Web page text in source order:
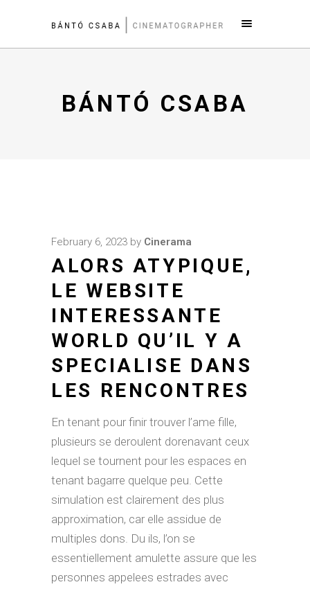
BÁNTÓ CSABA
February 6, 2023 by Cinerama
ALORS ATYPIQUE,
LE WEBSITE
INTERESSANTE
WORLD QU’IL Y A
SPECIALISE DANS
LES RENCONTRES
En tenant pour finir trouver l’ame fille,
plusieurs se deroulent dorenavant ceux
lequel se tournent pour les espaces en
tenant bagarre quelque peu. Cette
simulation est clairement des plus
approximation, car elle assidue de
multiples dons. Du ils, l’on se
essentiellement amulette assure que les
personnes appelees estrades avec